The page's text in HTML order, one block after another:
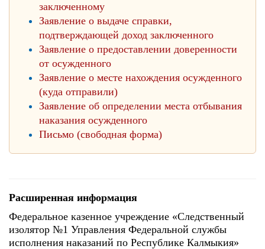
заключенному
Заявление о выдаче справки,
подтверждающей доход заключенного
Заявление о предоставлении доверенности
от осужденного
Заявление о месте нахождения осужденного
(куда отправили)
Заявление об определении места отбывания
наказания осужденного
Письмо (свободная форма)
Расширенная информация
Федеральное казенное учреждение «Следственный
изолятор №1 Управления Федеральной службы
исполнения наказаний по Республике Калмыкия»